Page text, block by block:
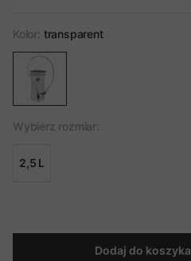
Kolor: transparent
Wybierz rozmiar:
2,5 L
Dodaj do koszyka